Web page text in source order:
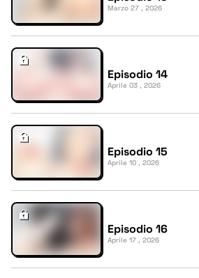
Marzo 27 , 2026
Episodio 14
Aprile 03 , 2026
Episodio 15
Aprile 10 , 2026
Episodio 16
Aprile 17 , 2026